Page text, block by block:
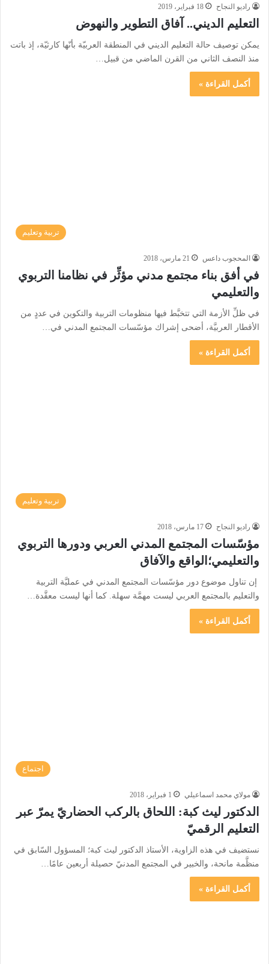
راديو النجاح 18 فبراير، 2019
التعليم الديني.. آفاق التطوير والنهوض
يمكن توصيف حالة التعليم الديني في المنطقة العربيّة بأنّها كارثيّة، إذ باتت
منذ النصف الثاني من القرن الماضي من قبيل…
أكمل القراءة »
تربية وتعليم
المحجوب داعس 21 مارس، 2018
في أفق بناء مجتمع مدني مؤثِّر في نظامنا التربوي
والتعليمي
في ظلِّ الأزمة التي تتخبَّط فيها منظومات التربية والتكوين في عددٍ من
الأقطار العربيَّة، أضحى إشراك مؤسّسات المجتمع المدني في…
أكمل القراءة »
تربية وتعليم
راديو النجاح 17 مارس، 2018
مؤسّسات المجتمع المدني العربي ودورها التربوي
والتعليمي؛الواقع والآفاق
إن تناول موضوع دور مؤسّسات المجتمع المدني في عمليَّة التربية
والتعليم بالمجتمع العربي ليست مهمَّة سهلة. كما أنها ليست معقَّدة…
أكمل القراءة »
اجتماع
مولاي محمد اسماعيلي 1 فبراير، 2018
الدكتور ليث كبة: اللحاق بالركب الحضاريّ يمرّ عبر
التعليم الرقميّ
نستضيف في هذه الزاوية، الأستاذ الدكتور ليث كبة؛ المسؤول السّابق في
منظَّمة مانحة، والخبير في المجتمع المدنيّ حصيلة أربعين عامًا…
أكمل القراءة »